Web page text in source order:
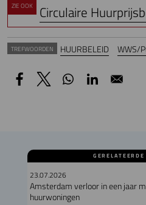
ZIE OOK Circulaire
TREFWOORDEN HUURBELEID WWS/
23.07.2026
Amsterdam verloor in een jaar
huurwoningen